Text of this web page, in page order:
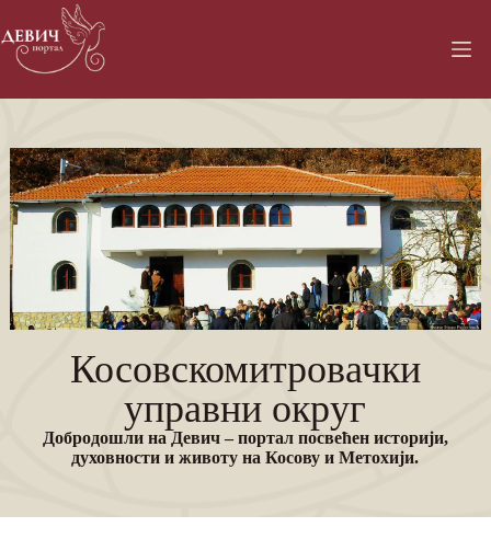
Косовскомитровачки
управни округ
Добродошли на Девич – портал посвећен историји,
духовности и животу на Косову и Метохији.